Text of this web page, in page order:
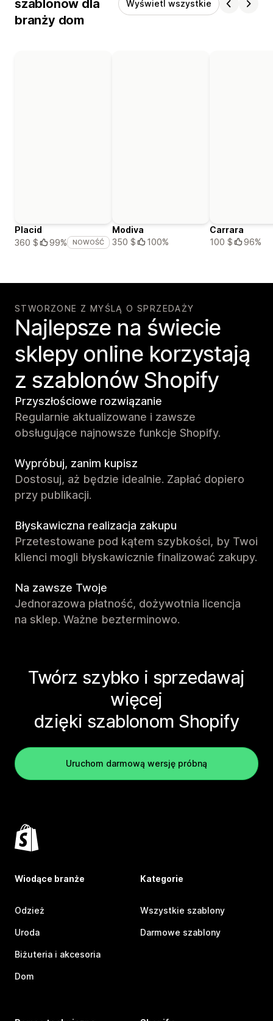
szablonów dla
branży dom
Wyświetl wszystkie
Placid
360 $
99% NOWOŚĆ
Modiva
350 $
100%
Carrara
100 $
96%
STWORZONE Z MYŚLĄ O SPRZEDAŻY
Najlepsze na świecie
sklepy online korzystają
z szablonów Shopify
Przyszłościowe rozwiązanie
Regularnie aktualizowane i zawsze
obsługujące najnowsze funkcje Shopify.
Wypróbuj, zanim kupisz
Dostosuj, aż będzie idealnie. Zapłać dopiero
przy publikacji.
Błyskawiczna realizacja zakupu
Przetestowane pod kątem szybkości, by Twoi
klienci mogli błyskawicznie finalizować zakupy.
Na zawsze Twoje
Jednorazowa płatność, dożywotnia licencja
na sklep. Ważne bezterminowo.
Twórz szybko i sprzedawaj
więcej
dzięki szablonom Shopify
Uruchom darmową wersję próbną
Wiodące branże
Odzież
Uroda
Biżuteria i akcesoria
Dom
Kategorie
Wszystkie szablony
Darmowe szablony